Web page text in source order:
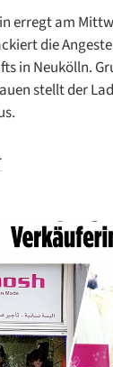
erregt am
die
in Neukölln.
stellt der